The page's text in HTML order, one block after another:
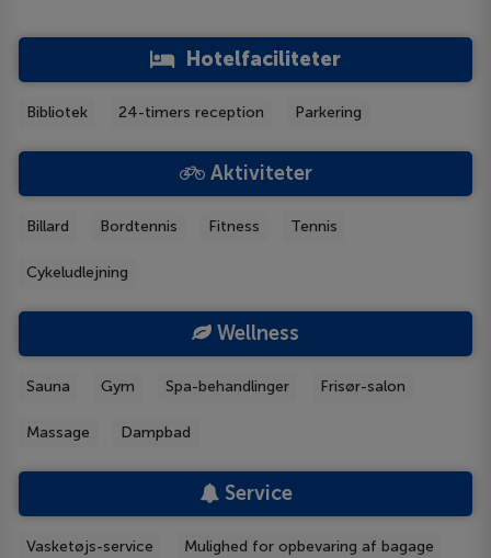
Hotelfaciliteter
Bibliotek 24-timers reception Parkering
Aktiviteter
Billard Bordtennis Fitness Tennis
Cykeludlejning
Wellness
Sauna Gym Spa-behandlinger Frisør-salon
Massage Dampbad
Service
Vasketøjs-service Mulighed for opbevaring af bagage